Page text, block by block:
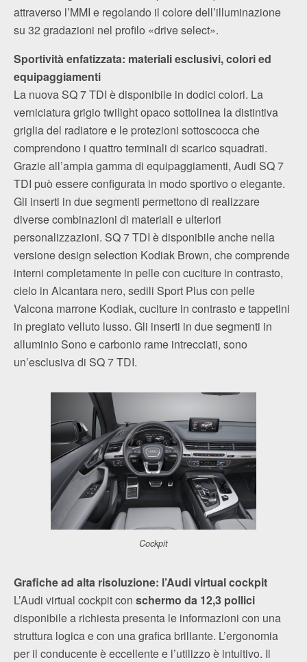
attraverso l’MMI e regolando il colore dell’illuminazione
su 32 gradazioni nel profilo «drive select».
Sportività enfatizzata: materiali esclusivi, colori ed
equipaggiamenti
La nuova SQ 7 TDI è disponibile in dodici colori. La
verniciatura grigio twilight opaco sottolinea la distintiva
griglia del radiatore e le protezioni sottoscocca che
comprendono i quattro terminali di scarico squadrati.
Grazie all’ampia gamma di equipaggiamenti, Audi SQ 7
TDI può essere configurata in modo sportivo o elegante.
Gli inserti in due segmenti permettono di realizzare
diverse combinazioni di materiali e ulteriori
personalizzazioni. SQ 7 TDI è disponibile anche nella
versione design selection Kodiak Brown, che comprende
interni completamente in pelle con cuciture in contrasto,
cielo in Alcantara nero, sedili Sport Plus con pelle
Valcona marrone Kodiak, cuciture in contrasto e tappetini
in pregiato velluto lusso. Gli inserti in due segmenti in
alluminio Sono e carbonio rame intrecciati, sono
un’esclusiva di SQ 7 TDI.
Cockpit
Grafiche ad alta risoluzione: l’Audi virtual cockpit
L’Audi virtual cockpit con schermo da 12,3 pollici
disponibile a richiesta presenta le informazioni con una
struttura logica e con una grafica brillante. L’ergonomia
per il conducente è eccellente e l’utilizzo è intuitivo. Il